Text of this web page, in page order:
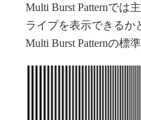
Multi Burst Patternでは
ライプを表示できるか
Multi Burst Patternの標